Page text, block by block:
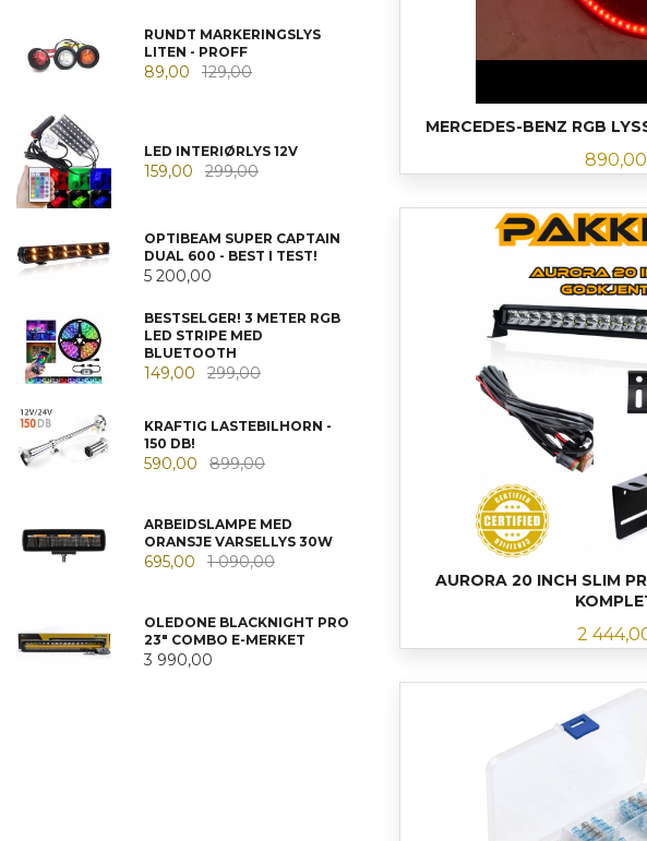
MERCEDES-BENZ RGB
Tilbud
890,00
AURORA 20 INCH SLIM
Tilbud
2
RUNDT MARKERINGSLYS
LITEN - PROFF
89,00 129,00
LED INTERIØRLYS 12V
159,00 299,00
OPTIBEAM SUPER CAPTAIN
DUAL 600 - BEST I TEST!
5 200,00
BESTSELGER! 3 METER RGB
LED STRIPE MED
BLUETOOTH
149,00 299,00
KRAFTIG LASTEBILHORN -
150 DB!
590,00 899,00
ARBEIDSLAMPE MED
ORANSJE VARSELLYS 30W
695,00 1 090,00
OLEDONE BLACKNIGHT PRO
23" COMBO E-MERKET
3 990,00